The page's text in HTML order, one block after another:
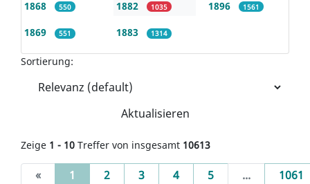
1868 550
1869 551
1882 1035
1883 1314
1896 1561
Sortierung:
Aktualisieren
Zeige 1 - 10 Treffer von insgesamt 10613
« 1 (current)
2 3 4 5 ... 1061